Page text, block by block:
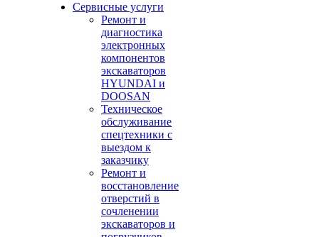
Сервисные услуги
Ремонт и
диагностика
электронных
компонентов
экскаваторов
HYUNDAI и
DOOSAN
Техническое
обслуживание
спецтехники с
выездом к
заказчику
Ремонт и
восстановление
отверстий в
сочленении
экскаваторов и